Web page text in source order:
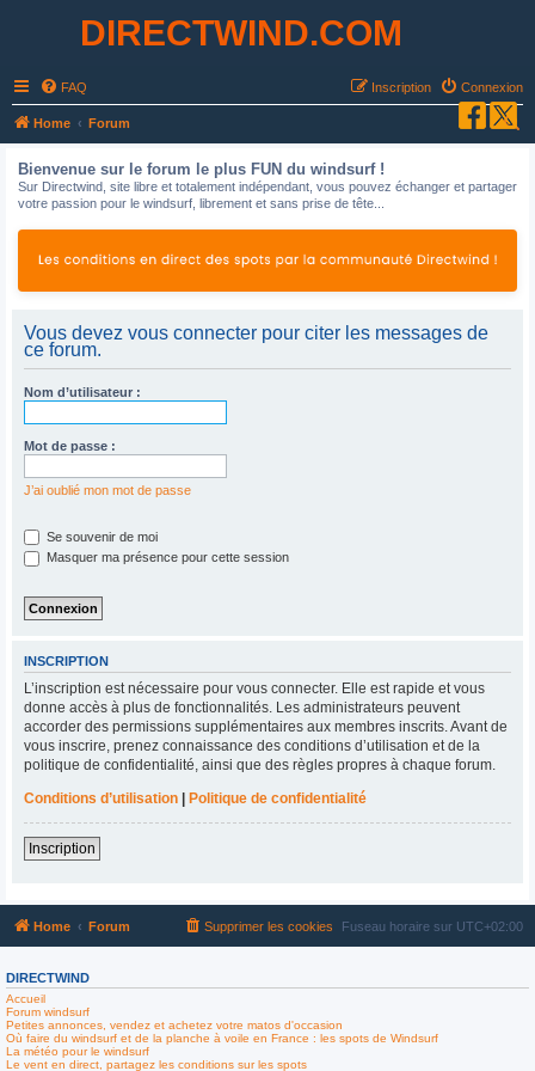
DIRECTWIND.COM
FAQ Connexion
Inscription
Home Forum
Bienvenue sur le forum le plus FUN du windsurf !
Sur Directwind, site libre et totalement indépendant, vous pouvez échanger et partager
votre passion pour le windsurf, librement et sans prise de tête...
Vous devez vous connecter pour citer les messages de
ce forum.
Nom d’utilisateur :
Mot de passe :
J’ai oublié mon mot de passe
Se souvenir de moi
Masquer ma présence pour cette session
INSCRIPTION
L’inscription est nécessaire pour vous connecter. Elle est rapide et vous
donne accès à plus de fonctionnalités. Les administrateurs peuvent
accorder des permissions supplémentaires aux membres inscrits. Avant de
vous inscrire, prenez connaissance des conditions d’utilisation et de la
politique de confidentialité, ainsi que des règles propres à chaque forum.
Conditions d’utilisation
Politique de confidentialité
Inscription
Home Forum Fuseau horaire sur UTC+02:00
Supprimer les cookies
DIRECTWIND
Accueil
Forum windsurf
Petites annonces, vendez et achetez votre matos d'occasion
Où faire du windsurf et de la planche à voile en France : les spots de Windsurf
La météo pour le windsurf
Le vent en direct, partagez les conditions sur les spots